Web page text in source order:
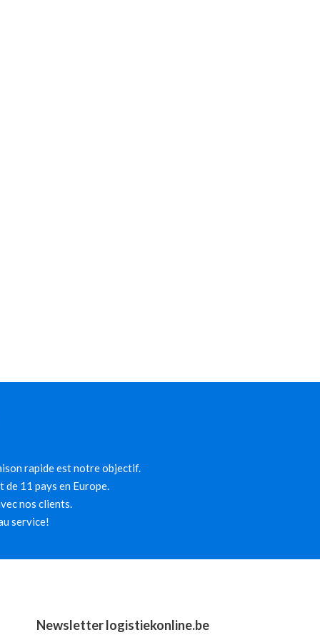
rapide est notre objectif.
11 pays en Europe.
nos clients.
service!
Newsletter logistiekonline.be